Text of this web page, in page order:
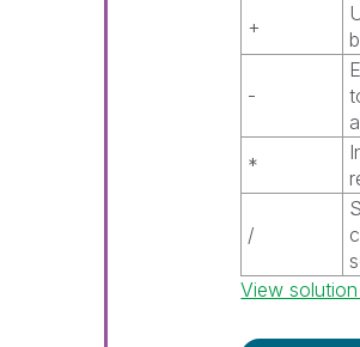
+
-
*
/
View